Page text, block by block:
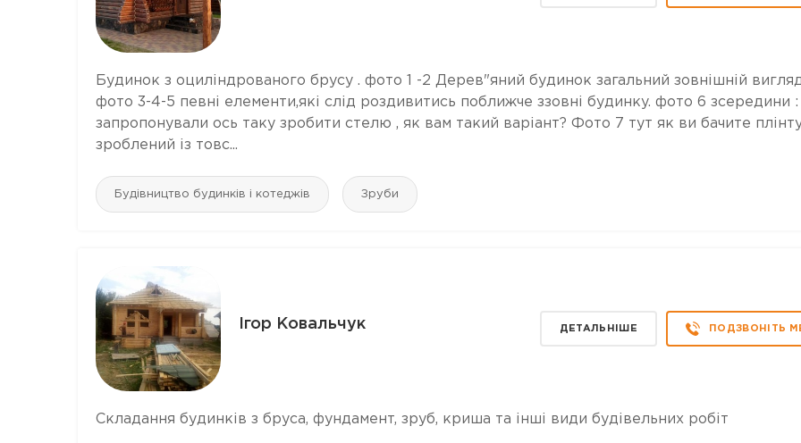
Будинок з оциліндрованого брусу . фото 1 -2 Дерев"яний будинок загальний зовнішній
фото 3-4-5 певні елементи,які слід роздивитись поближче ззовні будинку. фото 6 зсередини :
запропонували ось таку зробити стелю , як вам такий варіант? Фото 7 тут як ви бачите
зроблений із товс...
Будівництво будинків і котеджів Зруби
Ігор Ковальчук ДЕТАЛЬНІШЕ ПОДЗВОНІТЬ
Складання будинків з бруса, фундамент, зруб, криша та інші види будівельних робіт